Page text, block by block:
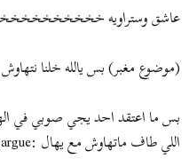
عاشق وستراويه
(موضوع مغبر) بس يالله خلنا نتهاوش
بس ما اعتقد احد يجي صوبي في